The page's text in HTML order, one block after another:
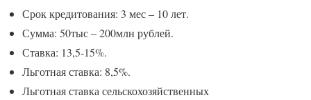
Срок кредитования: 3 мес – 10 лет.
Сумма: 50тыс – 200млн рублей.
Ставка: 13,5-15%.
Льготная ставка: 8,5%.
Льготная ставка сельскохозяйственных